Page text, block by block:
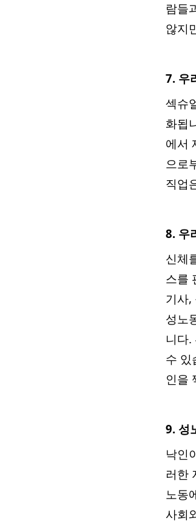
람들
않지
7. 우
섹슈
화됩
에서
으로
직업
8. 우
신체
스를
기사,
성노
니다
수 있
인을
9. 성
낙인
러한
노동
사회